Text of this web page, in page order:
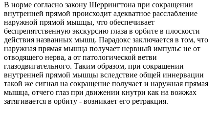
В норме согласно закону Шеррингтона при сокращении
внутренней прямой происходит адекватное расслабление
наружной прямой мышцы, что обеспечивает
беспрепятственную экскурсию глаза в орбите в плоскости
действия названных мышц. Парадокс заключается в том, что
наружная прямая мышца получает нервный импульс не от
отводящего нерва, а от патологической ветви
глазодвигательного. Таким образом, при сокращении
внутренней прямой мышцы вследствие общей иннервации
такой же сигнал на сокращение получает и наружная прямая
мышца, отчего глаз при движении кнутри как на вожжах
затягивается в орбиту - возникает его ретракция.